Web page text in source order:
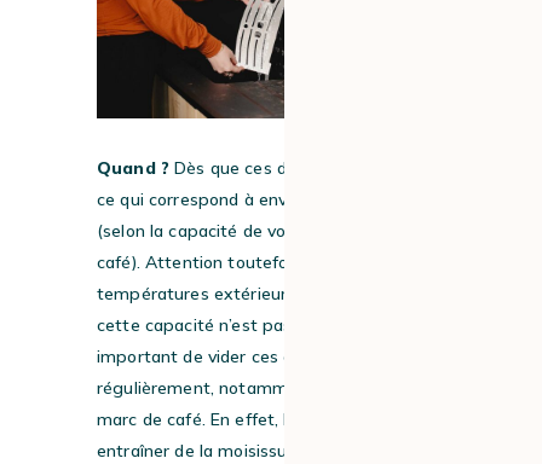
Quand ? Dès que ces derniers sont pleins,
ce qui correspond à environ 8-9 cafés
(selon la capacité de votre machine à
café). Attention toutefois aux
températures extérieures. Car même si
cette capacité n’est pas atteinte, il est
important de vider ces deux bacs
régulièrement, notamment votre bac à
marc de café. En effet, la chaleur peut
entraîner de la moisissure.